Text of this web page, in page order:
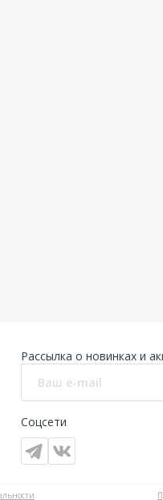
Рассылка о новинках и
Соцсети